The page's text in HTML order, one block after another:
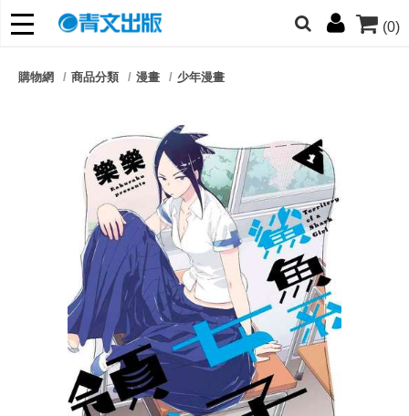
(0)
朋友們，提高警覺！
購物網 商品分類 漫畫 少年漫畫